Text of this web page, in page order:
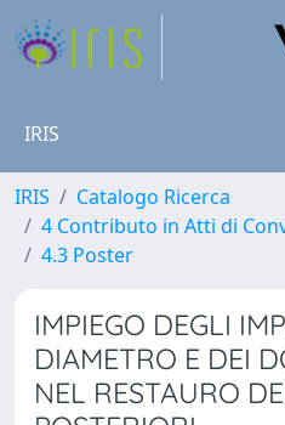
IRIS
IRIS
Catalogo Ricerca
4 Contributo in Atti di
4.3 Poster
IMPIEGO DEGLI
DIAMETRO E DEI
NEL RESTAURO